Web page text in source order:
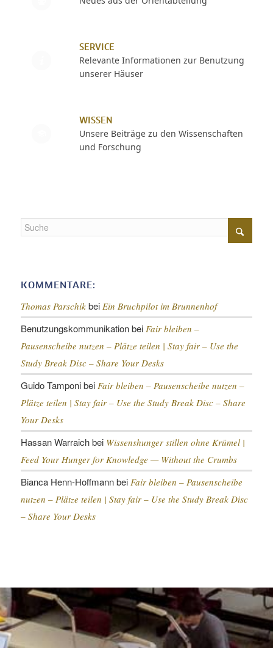
SERVICE
Relevante Informationen zur Benutzung
unserer Häuser
WISSEN
Unsere Beiträge zu den Wissenschaften
und Forschung
KOMMENTARE:
Thomas Parschikbei Ein Bruchpilot im Brunnenhof
Benutzungskommunikationbei Fair bleiben –
Pausenscheibe nutzen – Plätze teilen | Stay fair – Use the
Study Break Disc – Share Your Desks
Guido Tamponibei Fair bleiben – Pausenscheibe nutzen –
Plätze teilen | Stay fair – Use the Study Break Disc – Share
Your Desks
Hassan Warraichbei Wissenshunger stillen ohne Krümel |
Feed Your Hunger for Knowledge — Without the Crumbs
Bianca Henn-Hoffmannbei Fair bleiben – Pausenscheibe
nutzen – Plätze teilen | Stay fair – Use the Study Break Disc
– Share Your Desks